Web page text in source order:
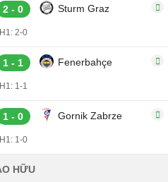
2 - 0 Sturm Graz
H1: 2-0
1 - 1 Fenerbahçe
H1: 1-1
1 - 0 Gornik Zabrze
H1: 1-0
HỮU